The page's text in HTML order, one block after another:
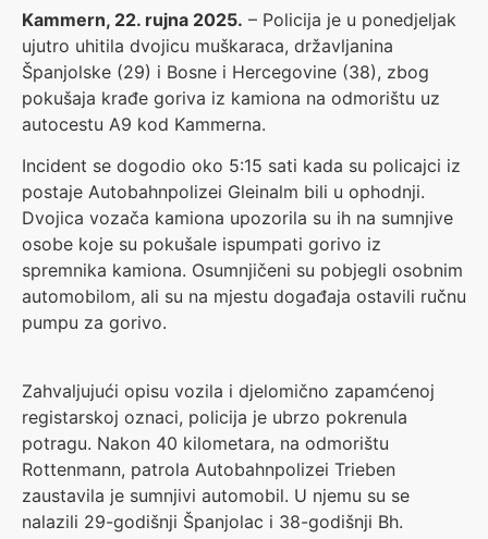
Kammern, 22. rujna 2025. – Policija je u ponedjeljak
ujutro uhitila dvojicu muškaraca, državljanina
Španjolske (29) i Bosne i Hercegovine (38), zbog
pokušaja krađe goriva iz kamiona na odmorištu uz
autocestu A9 kod Kammerna.
Incident se dogodio oko 5:15 sati kada su policajci iz
postaje Autobahnpolizei Gleinalm bili u ophodnji.
Dvojica vozača kamiona upozorila su ih na sumnjive
osobe koje su pokušale ispumpati gorivo iz
spremnika kamiona. Osumnjičeni su pobjegli osobnim
automobilom, ali su na mjestu događaja ostavili ručnu
pumpu za gorivo.
Zahvaljujući opisu vozila i djelomično zapamćenoj
registarskoj oznaci, policija je ubrzo pokrenula
potragu. Nakon 40 kilometara, na odmorištu
Rottenmann, patrola Autobahnpolizei Trieben
zaustavila je sumnjivi automobil. U njemu su se
nalazili 29-godišnji Španjolac i 38-godišnji Bh.